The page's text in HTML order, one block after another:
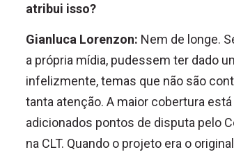
atribui isso?
Gianluca Lorenzon: Nem de longe.
a própria mídia, pudessem ter dado
infelizmente, temas que não são
tanta atenção. A maior cobertura
adicionados pontos de disputa pelo
na CLT. Quando o projeto era o